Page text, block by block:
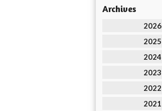
Archives
2026
2025
2024
2023
2022
2021